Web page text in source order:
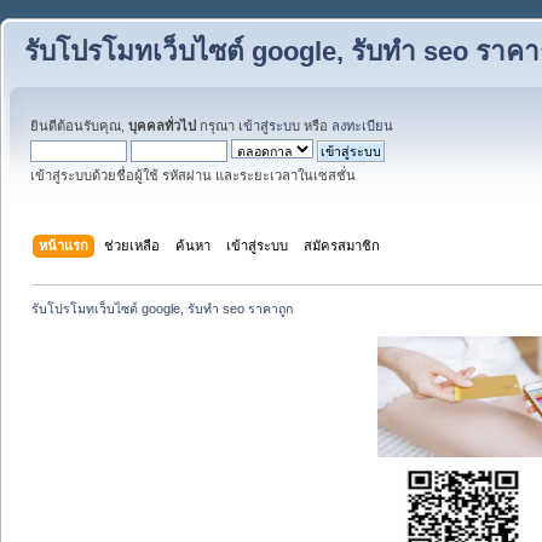
รับโปรโมทเว็บไซต์ google, รับทำ seo ราค
ยินดีต้อนรับคุณ, บุคคลทั่วไป กรุณา เข้าสู่ระบบ หรือ ลงทะเบียน
เข้าสู่ระบบด้วยชื่อผู้ใช้ รหัสผ่าน และระยะเวลาในเซสชั่น
หน้าแรก ช่วยเหลือ ค้นหา เข้าสู่ระบบ สมัครสมาชิก
รับโปรโมทเว็บไซต์ google, รับทำ seo ราคาถูก